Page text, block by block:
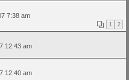
7:38 am
1 2
12:43 am
12:40 am